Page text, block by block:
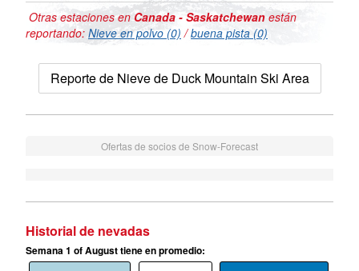
Otras estaciones enCanada - Saskatchewan están
reportando: Nieve en polvo (0) /buena pista (0)
Reporte de Nieve de Duck Mountain Ski Area
Ofertas de socios de Snow-Forecast
Historial de nevadas
Semana 1 of August tiene en promedio: